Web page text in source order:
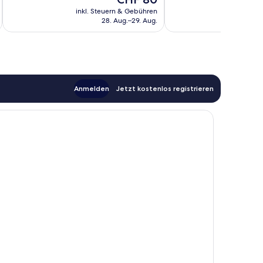
Preis
beträgt
inkl. Steuern & Gebühren
28. Aug.–29. Aug.
Anmelden Jetzt kostenlos registrieren